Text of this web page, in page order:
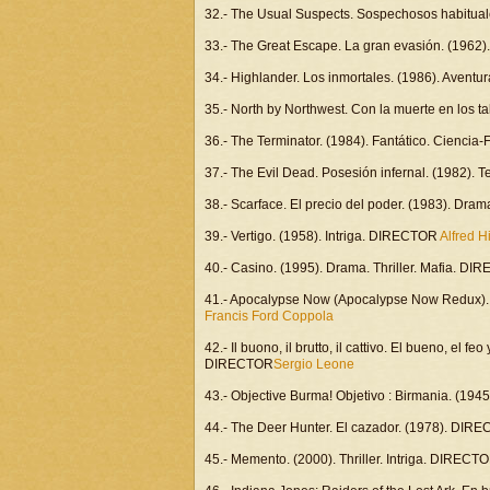
32.- The Usual Suspects. Sospechosos
33.- The Great Escape. La gran evasión.
34.- Highlander. Los inmortales. (1986).
35.- North by Northwest. Con la muerte en los
36.- The Terminator. (1984). Fantático.
37.- The Evil Dead. Posesión infernal. (1982).
38.- Scarface. El precio del poder. (1983).
39.- Vertigo. (1958). Intriga. DIRECTOR Alfred
40.- Casino. (1995). Drama. Thriller. Mafia.
41.- Apocalypse Now (Apocalypse Now
Francis Ford Coppola
42.- Il buono, il brutto, il cattivo. El bueno, el
DIRECTORSergio Leone
43.- Objective Burma! Objetivo : Birmania.
44.- The Deer Hunter. El cazador. (1978).
45.- Memento. (2000). Thriller. Intriga.